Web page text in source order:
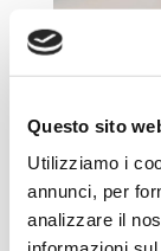
Questo sito
Utilizziamo i
annunci, per
analizzare il